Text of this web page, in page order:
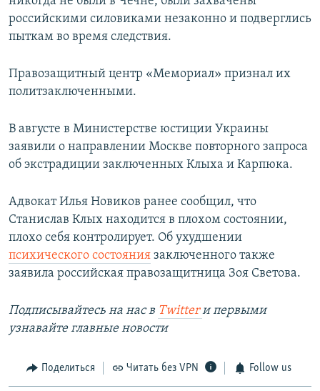
российскими силовиками незаконно и подверглись
пыткам во время следствия.
Правозащитный центр «Мемориал» признал их
политзаключенными.
В августе в Министерстве юстиции Украины
заявили о направлении Москве повторного запроса
об экстрадиции заключенных Клыха и Карпюка.
Адвокат Илья Новиков ранее сообщил, что
Станислав Клых находится в плохом состоянии,
плохо себя контролирует. Об ухудшении
психического состояния заключенного также
заявила российская правозащитница Зоя Светова.
Подписывайтесь на наc в Twitterи первыми
узнавайте главные новости
Поделиться Читать без VPN Follow us